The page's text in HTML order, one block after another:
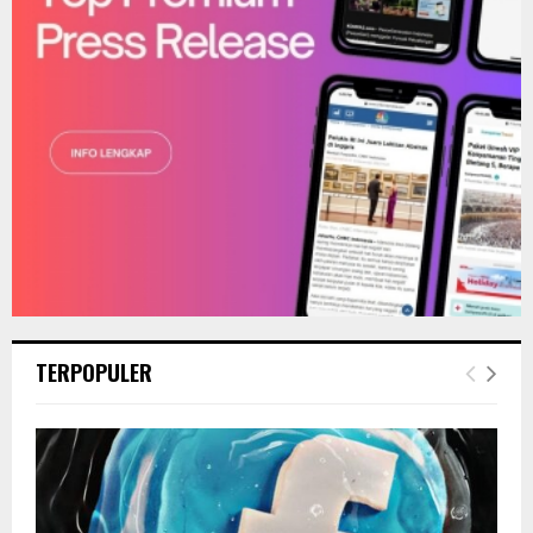
H
TERPOPULER